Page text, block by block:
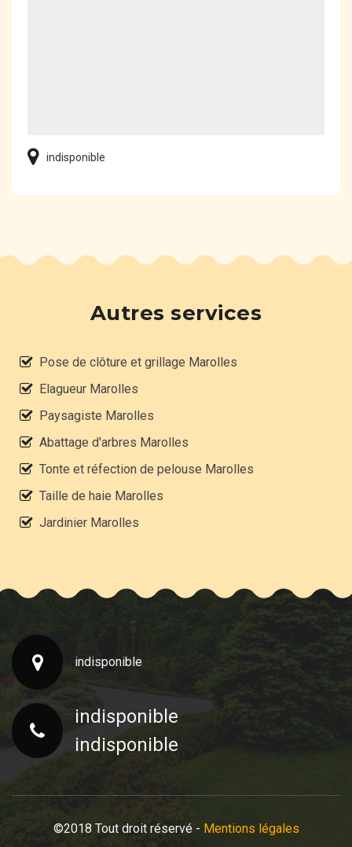
indisponible
Autres services
Pose de clôture et grillage Marolles
Elagueur Marolles
Paysagiste Marolles
Abattage d'arbres Marolles
Tonte et réfection de pelouse Marolles
Taille de haie Marolles
Jardinier Marolles
indisponible
indisponible
indisponible
©2018 Tout droit réservé - Mentions légales